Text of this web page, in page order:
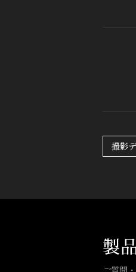
撮影
製
ご質問